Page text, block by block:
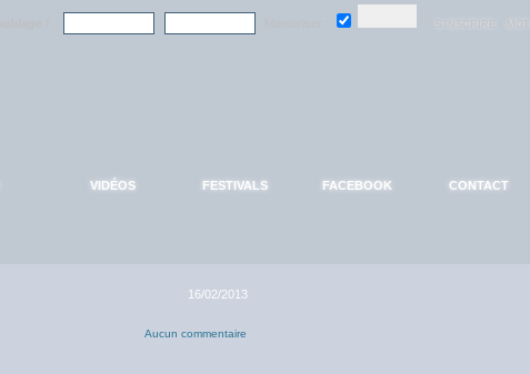
VIDÉOS FESTIVALS FACEBOOK CONTACT
16/02/2013
Aucun commentaire